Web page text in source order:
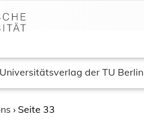
Universitätsverlag der TU Berlin
› Seite 33